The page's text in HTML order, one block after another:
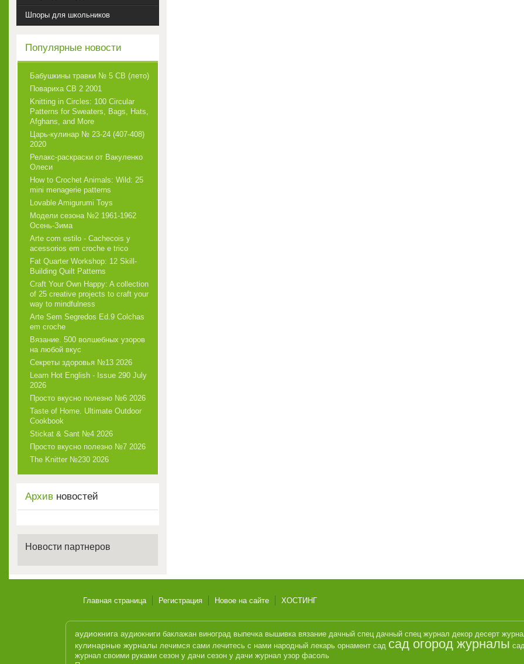
Шпоры для школьников
Популярные новости
Бабушкины травки № 5 СВ (лето)
Повариха СВ 2 2001
Knitting in Circles: 100 Circular
Patterns for Sweaters, Bags, Hats,
Afghans, and More
Царь-кулинар № 23-24 (407-408)
2020
Релакс-раскраски от Вакуленко
Олеси
How to Crochet Animals: Wild: 25
mini menagerie patterns
Lovable Amigurumi Toys
Модели сезона №2 1961-1962
Осень-Зима
Arte com estilo - Cachecois у
acessorios em croche e trico
Fat Quarter Workshop: 12 Skill-
Building Quilt Patterns
Craft Your Own Happy: A collection
of 25 creative projects to craft your
way to mindfulness
Arte Sem Segredos Ed.9 Colchas
em croche
Вязание. 500 волшебных узоров
на любой вкус
Секреты здоровья №13 2026
Learn Hot English - Issue 290 July
2026
Просто вкусно полезно №6 2026
Taste of Home. Ultimate Outdoor
Cookbook
Stickat & Sant №4 2026
Просто вкусно полезно №7 2026
The Knitter №230 2026
Архив новостей
Новости партнеров
Главная страница Регистрация Новое на сайте ХОСТИНГ
аудиокнига аудиокниги баклажан виноград выпечка вышивка вязание дачный спец дачный спец журнал декор десерт
кулинарные журналы лечимся сами лечитесь с нами народный лекарь орнамент сад сад огород журналы
журнал своими руками сезон у дачи сезон у дачи журнал узор фасоль